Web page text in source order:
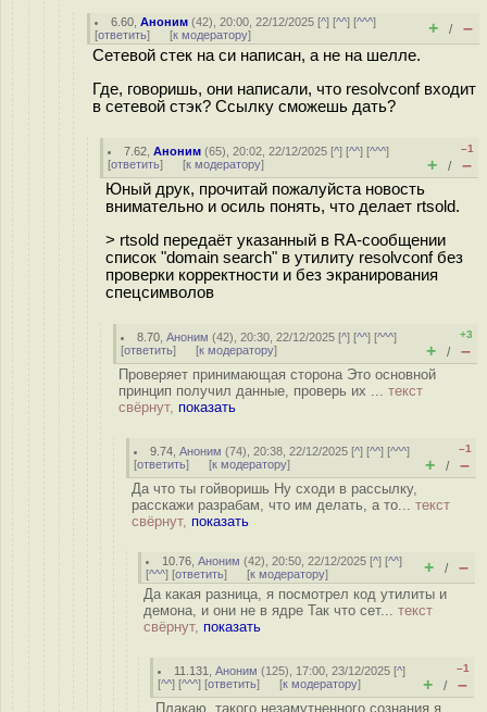
6.60 ,Аноним (42), 20:00, 22/12/2025 [^] [^^] [^^^]
[ответить] [к модератору] + / –
Сетевой стек на си написан, а не на шелле.
Где, говоришь, они написали, что resolvconf входит
в сетевой стэк? Ссылку сможешь дать?
7.62 ,Аноним (65), 20:02, 22/12/2025 [^] [^^] [^^^]
[ответить] [к модератору]
–1
+ / –
Юный друк, прочитай пожалуйста новость
внимательно и осиль понять, что делает rtsold.
> rtsold передаёт указанный в RA-сообщении
список "domain search" в утилиту resolvconf без
проверки корректности и без экранирования
спецсимволов
8.70 ,Аноним (42), 20:30, 22/12/2025 [^] [^^] [^^^]
[ответить] [к модератору]
+3
+ / –
Проверяет принимающая сторона Это основной
принцип получил данные, проверь их ... текст
свёрнут, показать
9.74 ,Аноним (74), 20:38, 22/12/2025 [^] [^^] [^^^]
[ответить] [к модератору]
–1
+ / –
Да что ты гойворишь Ну сходи в рассылку,
расскажи разрабам, что им делать, а то... текст
свёрнут, показать
10.76 ,Аноним (42), 20:50, 22/12/2025 [^] [^^]
[^^^] [ответить] [к модератору] + / –
Да какая разница, я посмотрел код утилиты и
демона, и они не в ядре Так что сет... текст
свёрнут, показать
11.131 ,Аноним (125), 17:00, 23/12/2025 [^]
[^^] [^^^] [ответить] [к модератору]
–1
+ / –
Плакаю, такого незамутненного сознания я